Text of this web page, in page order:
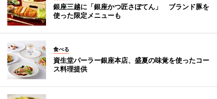
銀座三越に「銀座かつ匠さぼてん」 ブランド豚を
使った限定メニューも
食べる
資生堂パーラー銀座本店、盛夏の味覚を使ったコー
ス料理提供